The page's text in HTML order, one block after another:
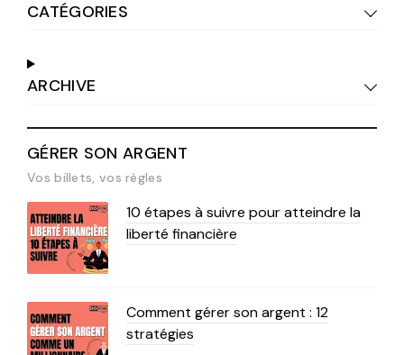
CATÉGORIES
ARCHIVE
GÉRER SON ARGENT
Vos billets, vos règles
10 étapes à suivre pour atteindre la
liberté financière
Comment gérer son argent : 12
stratégies